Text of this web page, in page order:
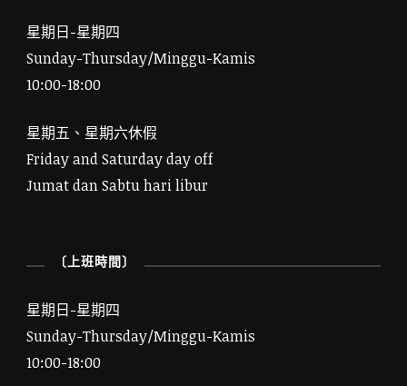
星期日-星期四
Sunday-Thursday/Minggu-Kamis
10:00-18:00
星期五、星期六休假
Friday and Saturday day off
Jumat dan Sabtu hari libur
〔上班時間〕
星期日-星期四
Sunday-Thursday/Minggu-Kamis
10:00-18:00